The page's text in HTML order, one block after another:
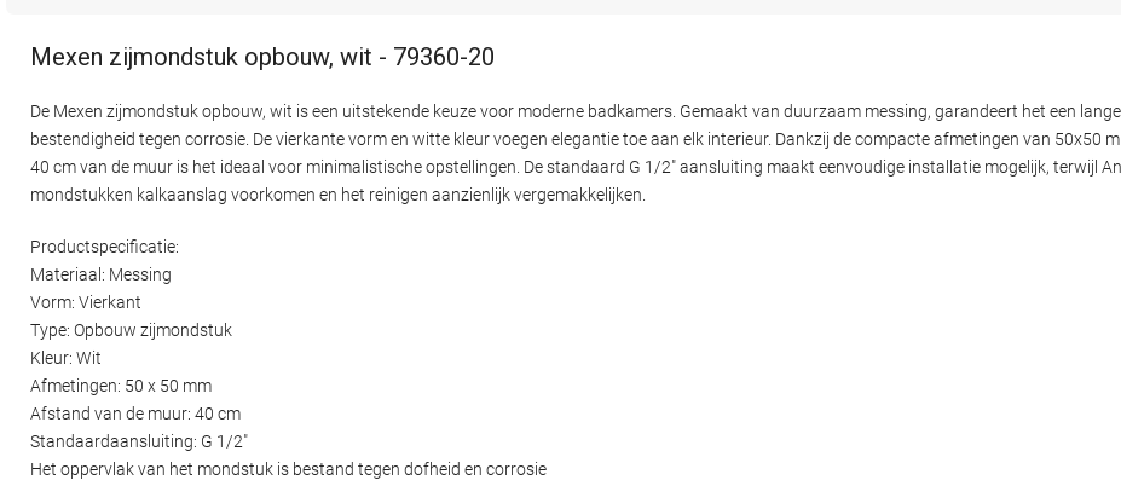
Mexen zijmondstuk opbouw, wit - 79360-20
De Mexen zijmondstuk opbouw, wit is een uitstekende keuze voor moderne badkamers. Gemaakt van duurzaam messing, garandeert het een
bestendigheid tegen corrosie. De vierkante vorm en witte kleur voegen elegantie toe aan elk interieur. Dankzij de compacte afmetingen van 50x50
40 cm van de muur is het ideaal voor minimalistische opstellingen. De standaard G 1/2" aansluiting maakt eenvoudige installatie mogelijk, terwijl
mondstukken kalkaanslag voorkomen en het reinigen aanzienlijk vergemakkelijken.
Productspecificatie:
Materiaal: Messing
Vorm: Vierkant
Type: Opbouw zijmondstuk
Kleur: Wit
Afmetingen: 50 x 50 mm
Afstand van de muur: 40 cm
Standaardaansluiting: G 1/2"
Het oppervlak van het mondstuk is bestand tegen dofheid en corrosie